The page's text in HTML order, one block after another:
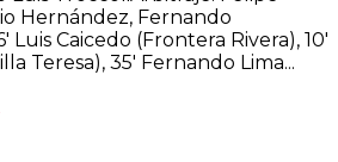
Hernández, Fernando
Luis Caicedo (Frontera Rivera), 10′
Teresa), 35′ Fernando Lima...